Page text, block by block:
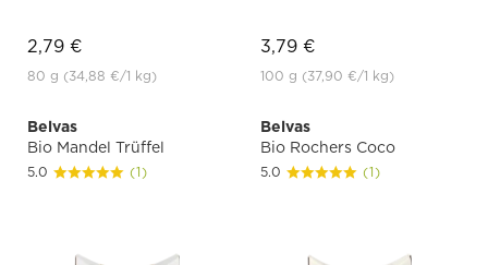
2,79 €
80 g (34,88 €/1 kg)
3,79 €
100 g (37,90 €/1 kg)
Belvas
Bio Mandel Trüffel
5.0 (1)
Belvas
Bio Rochers Coco
5.0 (1)